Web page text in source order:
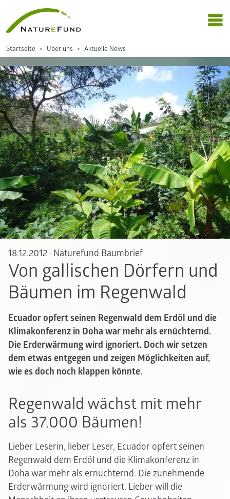
Startseite Über uns Aktuelle News
18.12.2012 · Naturefund Baumbrief
Von gallischen Dörfern und
Bäumen im Regenwald
Ecuador opfert seinen Regenwald dem Erdöl und die
Klimakonferenz in Doha war mehr als ernüchternd.
Die Erderwärmung wird ignoriert. Doch wir setzen
dem etwas entgegen und zeigen Möglichkeiten auf,
wie es doch noch klappen könnte.
Regenwald wächst mit mehr
als 37.000 Bäumen!
Lieber Leserin, lieber Leser, Ecuador opfert seinen
Regenwald dem Erdöl und die Klimakonferenz in
Doha war mehr als ernüchternd. Die zunehmende
Erderwärmung wird ignoriert. Lieber will die